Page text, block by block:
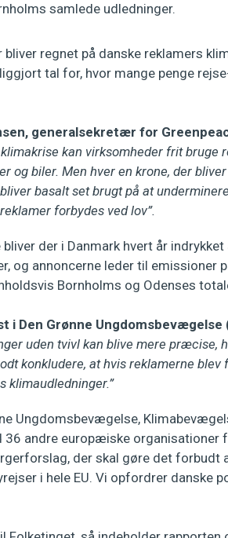
samlede udledninger.
regnet på danske reklamers
tal for, hvor mange penge
generalsekretær for
kan virksomheder frit bruge
og biler. Men hver en krone, der
basalt set brugt på at
forbydes ved lov”.
bliver der i Danmark hvert år
og annoncerne leder til emissioner
Bornholms og Odenses
i Den Grønne
uden tvivl kan blive mere præcise,
konkludere, at hvis reklamerne
klimaudledninger.”
Ungdomsbevægelse,
andre europæiske organisationer
der skal gøre det forbudt
i hele EU. Vi opfordrer danske